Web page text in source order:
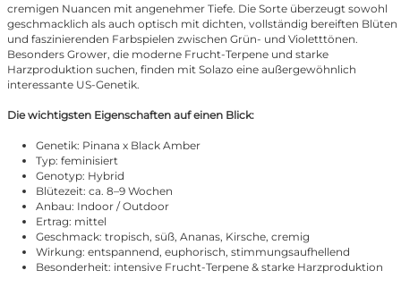
cremigen Nuancen mit angenehmer Tiefe. Die Sorte überzeugt sowohl
geschmacklich als auch optisch mit dichten, vollständig bereiften Blüten
und faszinierenden Farbspielen zwischen Grün- und Violetttönen.
Besonders Grower, die moderne Frucht-Terpene und starke
Harzproduktion suchen, finden mit Solazo eine außergewöhnlich
interessante US-Genetik.
Die wichtigsten Eigenschaften auf einen Blick:
Genetik: Pinana x Black Amber
Typ: feminisiert
Genotyp: Hybrid
Blütezeit: ca. 8–9 Wochen
Anbau: Indoor / Outdoor
Ertrag: mittel
Geschmack: tropisch, süß, Ananas, Kirsche, cremig
Wirkung: entspannend, euphorisch, stimmungsaufhellend
Besonderheit: intensive Frucht-Terpene & starke Harzproduktion